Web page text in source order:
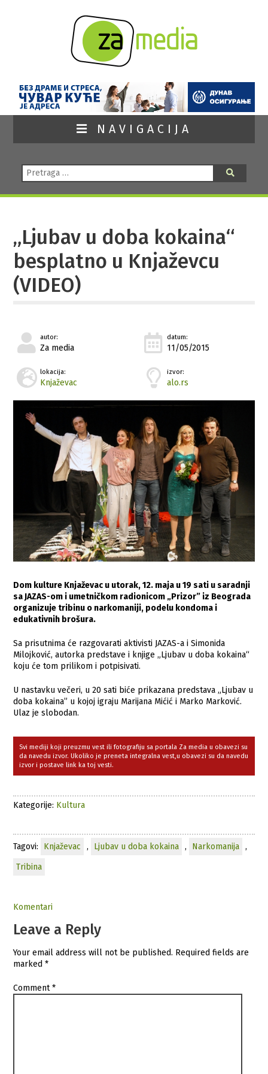
NAVIGACIJA
Pretraga:
„Ljubav u doba kokaina“
besplatno u Knjaževcu
(VIDEO)
autor:
Za media
datum:
11/05/2015
lokacija:
Knjaževac
izvor:
alo.rs
Dom kulture Knjaževac u utorak, 12. maja u 19 sati u saradnji
sa JAZAS-om i umetničkom radionicom „Prizor” iz Beograda
organizuje tribinu o narkomaniji, podelu kondoma i
edukativnih brošura.
Sa prisutnima će razgovarati aktivisti JAZAS-a i Simonida
Milojković, autorka predstave i knjige „Ljubav u doba kokaina“
koju će tom prilikom i potpisivati.
U nastavku večeri, u 20 sati biće prikazana predstava „Ljubav u
doba kokaina” u kojoj igraju Marijana Mićić i Marko Marković.
Ulaz je slobodan.
Svi mediji koji preuzmu vest ili fotografiju sa portala Za media u obavezi su
da navedu izvor. Ukoliko je preneta integralna vest,u obavezi su da navedu
izvor i postave link ka toj vesti.
Kategorije: Kultura
Tagovi: Knjaževac , Ljubav u doba kokaina , Narkomanija
,
Tribina
Komentari
Leave a Reply
Your email address will not be published. Required fields are
marked*
Comment*